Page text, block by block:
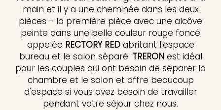
main et il y a une cheminée dans les deux
pièces - la première pièce avec une alcôve
peinte dans une belle couleur rouge foncé
appelée RECTORY REDabritant l'espace
bureau et le salon séparé. TRERONest idéal
pour les couples qui ont besoin de séparer la
chambre et le salon et offre beaucoup
d'espace si vous avez besoin de travailler
pendant votre séjour chez nous.